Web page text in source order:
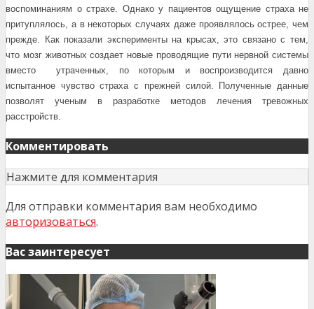
воспоминаниям о страхе. Однако у пациентов ощущение страха не
притуплялось, а в некоторых случаях даже проявлялось острее, чем
прежде. Как показали эксперименты на крысах, это связано с тем,
что мозг животных создает новые проводящие пути нервной системы
вместо утраченных, по которым и воспроизводится давно
испытанное чувство страха с прежней силой. Полученные данные
позволят ученым в разработке методов лечения тревожных
расстройств.
Комментировать
Нажмите для комментария
Для отправки комментария вам необходимо
авторизоваться.
Вас заинтересует